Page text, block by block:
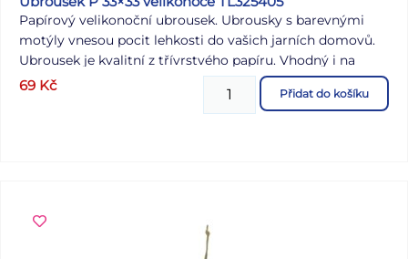
Papírový velikonoční ubrousek. Ubrousky s barevnými
motýly vnesou pocit lehkosti do vašich jarních domovů.
Ubrousek je kvalitní z třívrstvého papíru. Vhodný i na
ubrouskovou techniku. MOTIV: motýli POČET UBROUSKŮ
V BALENÍ: 20 ks Uvedená cena je za 1 ks balení po 20 ks.
69 Kč Přidat do košíku